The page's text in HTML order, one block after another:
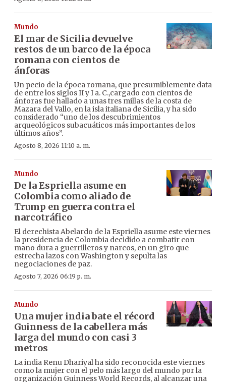
Mundo
El mar de Sicilia devuelve
restos de un barco de la época
romana con cientos de
ánforas
Un pecio de la época romana, que presumiblemente data
de entre los siglos II y I a. C.,cargado con cientos de
ánforas fue hallado a unas tres millas de la costa de
Mazara del Vallo, en la isla italiana de Sicilia, y ha sido
considerado “uno de los descubrimientos
arqueológicos subacuáticos más importantes de los
últimos años”.
Agosto 8, 2026 11:10 a. m.
Mundo
De la Espriella asume en
Colombia como aliado de
Trump en guerra contra el
narcotráfico
El derechista Abelardo de la Espriella asume este viernes
la presidencia de Colombia decidido a combatir con
mano dura a guerrilleros y narcos, en un giro que
estrecha lazos con Washington y sepulta las
negociaciones de paz.
Agosto 7, 2026 06:19 p. m.
Mundo
Una mujer india bate el récord
Guinness de la cabellera más
larga del mundo con casi 3
metros
La india Renu Dhariyal ha sido reconocida este viernes
como la mujer con el pelo más largo del mundo por la
organización Guinness World Records, al alcanzar una